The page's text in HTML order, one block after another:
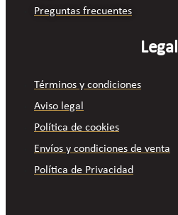
Preguntas frecuentes
Legal
Términos y condiciones
Aviso legal
Política de cookies
Envíos y condiciones de venta
Política de Privacidad